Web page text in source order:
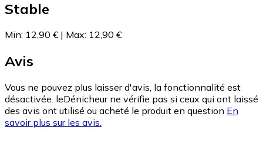
Stable
Min: 12,90 € | Max: 12,90 €
Avis
Vous ne pouvez plus laisser d'avis, la fonctionnalité est
désactivée. leDénicheur ne vérifie pas si ceux qui ont laissé
des avis ont utilisé ou acheté le produit en question En
savoir plus sur les avis.